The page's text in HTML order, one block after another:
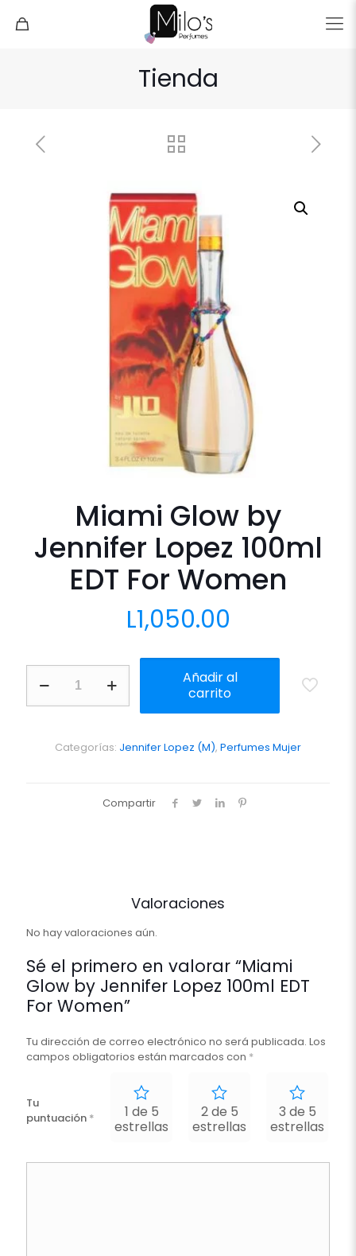
Tienda
Miami Glow by
Jennifer Lopez 100ml
EDT For Women
L1,050.00
Glow
by
100ml
Añadir al
carrito
Categorías: Jennifer Lopez (M), Perfumes Mujer
Compartir
Valoraciones
No hay valoraciones aún.
Sé el primero en valorar “Miami
Glow by Jennifer Lopez 100ml EDT
For Women”
Tu dirección de correo electrónico no será publicada. Los
campos obligatorios están marcados con *
Tu
puntuación *
1 de 5
estrellas
2 de 5
estrellas
3 de 5
estrellas